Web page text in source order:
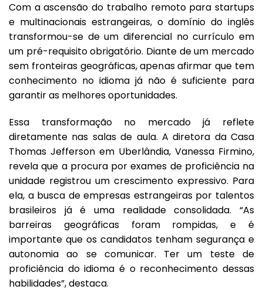
Com a ascensão do trabalho remoto para startups
e multinacionais estrangeiras, o domínio do inglês
transformou-se de um diferencial no currículo em
um pré-requisito obrigatório. Diante de um mercado
sem fronteiras geográficas, apenas afirmar que tem
conhecimento no idioma já não é suficiente para
garantir as melhores oportunidades.
Essa transformação no mercado já reflete
diretamente nas salas de aula. A diretora da Casa
Thomas Jefferson em Uberlândia, Vanessa Firmino,
revela que a procura por exames de proficiência na
unidade registrou um crescimento expressivo. Para
ela, a busca de empresas estrangeiras por talentos
brasileiros já é uma realidade consolidada. “As
barreiras geográficas foram rompidas, e é
importante que os candidatos tenham segurança e
autonomia ao se comunicar. Ter um teste de
proficiência do idioma é o reconhecimento dessas
habilidades”, destaca.